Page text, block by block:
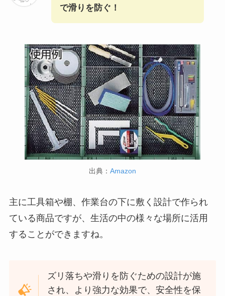
で滑りを防ぐ！
出典： Amazon
主に工具箱や棚、作業台の下に敷く設計で作られ
ている商品ですが、生活の中の様々な場所に活用
することができますね。
ズリ落ちや滑りを防ぐための設計が施
され、より強力な効果で、安全性を保